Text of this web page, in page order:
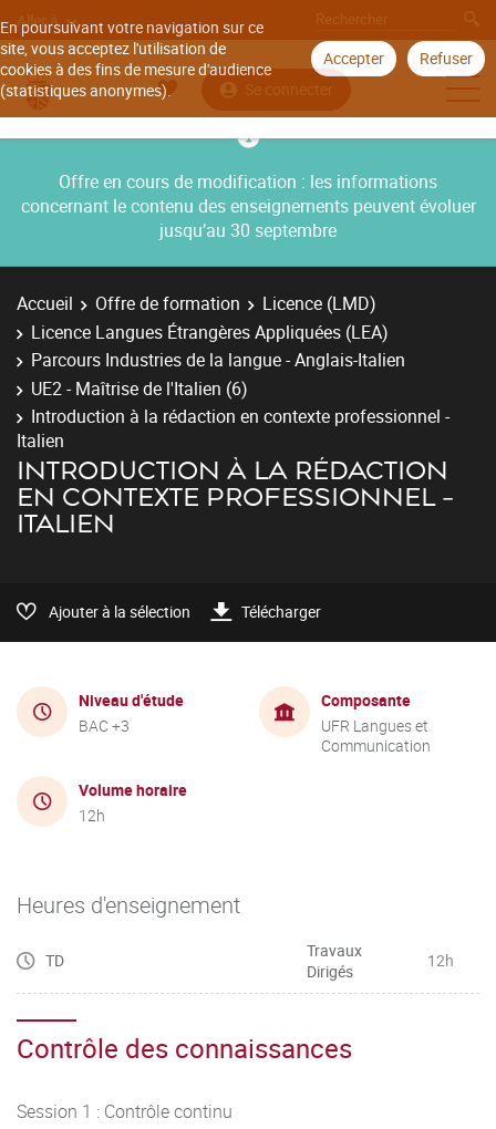
En poursuivant votre navigation sur ce
site, vous acceptez l'utilisation de
cookies à des fins de mesure d'audience
(statistiques anonymes).
Accepter Refuser
Aller à
Se connecter
Offre en cours de modification : les informations
concernant le contenu des enseignements peuvent évoluer
jusqu’au 30 septembre
Accueil Offre de formation
Licence (LMD)
Licence Langues Étrangères Appliquées (LEA)
Parcours Industries de la langue - Anglais-Italien
UE2 - Maîtrise de l'Italien (6)
Introduction à la rédaction en contexte professionnel -
Italien
INTRODUCTION À LA RÉDACTION
EN CONTEXTE PROFESSIONNEL -
ITALIEN
Ajouter à la sélection Télécharger
Niveau d'étude
BAC +3
Composante
UFR Langues et
Communication
Volume horaire
12h
Heures d'enseignement
TD
Travaux
Dirigés
12h
Contrôle des connaissances
Session 1 : Contrôle continu